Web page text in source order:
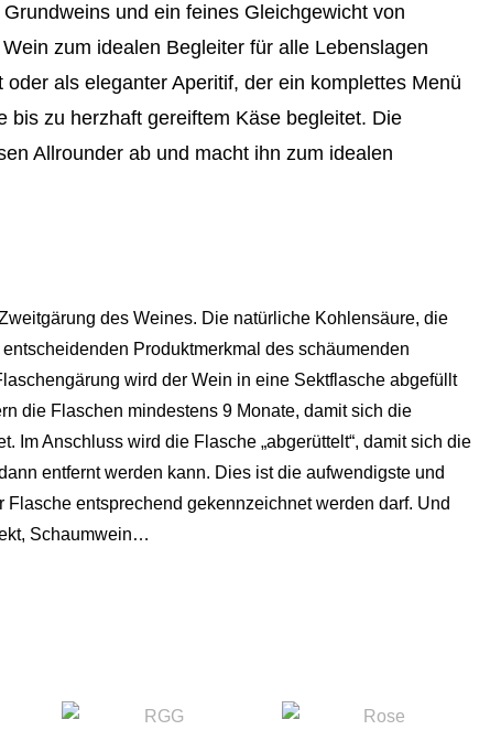
und ein feines Gleichgewicht von
zum idealen Begleiter für alle Lebenslagen
als eleganter Aperitif, der ein komplettes Menü
bis zu herzhaft gereiftem Käse begleitet. Die
Allrounder ab und macht ihn zum idealen
des Weines. Die natürliche Kohlensäure, die
Produktmerkmal des schäumenden
wird der Wein in eine Sektflasche abgefüllt
die Flaschen mindestens 9 Monate, damit sich die
Im Anschluss wird die Flasche „abgerüttelt“, damit sich die
entfernt werden kann. Dies ist die aufwendigste und
entsprechend gekennzeichnet werden darf. Und
Schaumwein…